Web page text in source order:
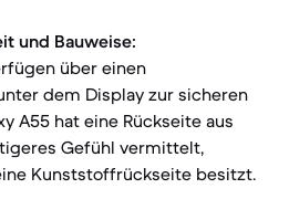
und Bauweise:
über einen
dem Display zur sicheren
A55 hat eine Rückseite aus
Gefühl vermittelt,
Kunststoffrückseite besitzt.